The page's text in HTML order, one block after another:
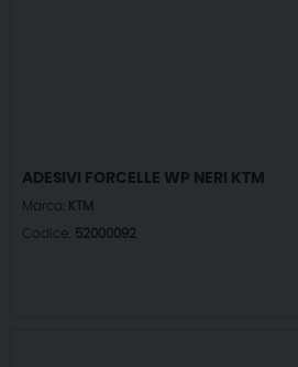
ADESIVI FORCELLE WP NERI KTM
Marca: KTM
Codice: 52000092